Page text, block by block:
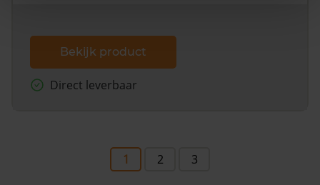
Bekijk product
Direct leverbaar
1 2 3